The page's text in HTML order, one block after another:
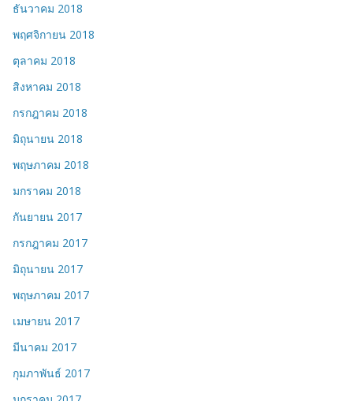
ธันวาคม 2018
พฤศจิกายน 2018
ตุลาคม 2018
สิงหาคม 2018
กรกฎาคม 2018
มิถุนายน 2018
พฤษภาคม 2018
มกราคม 2018
กันยายน 2017
กรกฎาคม 2017
มิถุนายน 2017
พฤษภาคม 2017
เมษายน 2017
มีนาคม 2017
กุมภาพันธ์ 2017